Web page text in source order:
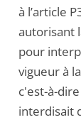
à l’article
autorisant
pour
vigueur à
c'est-à-
interdisait